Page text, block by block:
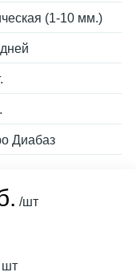
(1-10 мм.)
Диабаз
/шт
шт